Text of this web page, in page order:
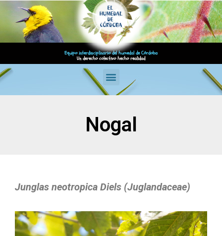
Equipo interdisciplinario del humedal de Córdoba
Un derecho colectivo hecho realidad
Nogal
Junglas neotropica Diels (Juglandaceae)